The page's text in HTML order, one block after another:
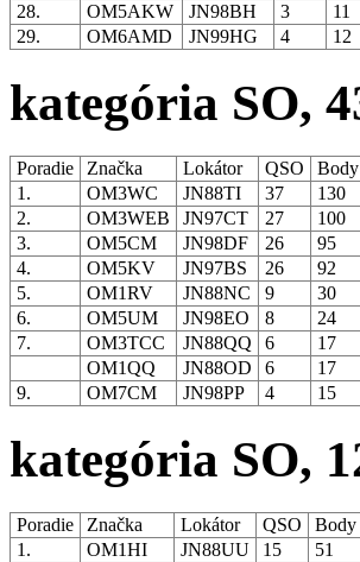
28.
OM5AKW JN98BH 3 11
29.
OM6AMD JN99HG 4 12
kategória SO,
Poradie Značka Lokátor QSO Body
1.
OM3WC JN88TI 37 130
2.
OM3WEB JN97CT 27 100
3.
OM5CM JN98DF 26 95
4.
OM5KV JN97BS 26 92
5.
OM1RV JN88NC 9 30
6.
OM5UM JN98EO 8 24
7.
OM3TCC JN88QQ 6 17
OM1QQ
JN88OD 6 17
9.
OM7CM JN98PP 4 15
kategória SO,
Poradie Značka Lokátor QSO Body
1.
OM1HI JN88UU 15 51